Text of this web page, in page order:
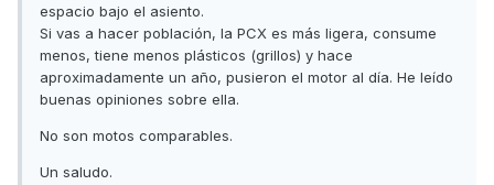
espacio bajo el asiento.
Si vas a hacer población, la PCX es más ligera, consume
menos, tiene menos plásticos (grillos) y hace
aproximadamente un año, pusieron el motor al día. He leído
buenas opiniones sobre ella.
No son motos comparables.
Un saludo.